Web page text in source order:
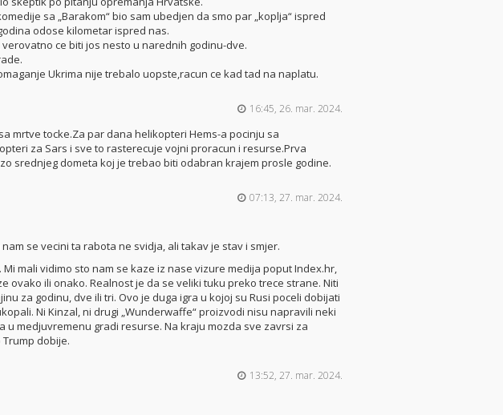
sa „Barakom“ bio sam ubedjen da smo par „koplja“ ispred
odose kilometar ispred nas.
verovatno ce biti jos nesto u narednih godinu-dve.
Ukrima nije trebalo uopste,racun ce kad tad na naplatu.
16:45, 26. mar. 2024.
mrtve tocke.Za par dana helikopteri Hems-a pocinju sa
za Sars i sve to rasterecuje vojni proracun i resurse.Prva
srednjeg dometa koj je trebao biti odabran krajem prosle godine.
07:13, 27. mar. 2024.
se vecini ta rabota ne svidja, ali takav je stav i smjer.
Mi mali vidimo sto nam se kaze iz nase vizure medija poput Index.hr,
ovako ili onako. Realnost je da se veliki tuku preko trece strane. Niti
za godinu, dve ili tri. Ovo je duga igra u kojoj su Rusi poceli dobijati
Ni Kinzal, ni drugi „Wunderwaffe“ proizvodi nisu napravili neki
u medjuvremenu gradi resurse. Na kraju mozda sve zavrsi za
dobije.
13:52, 27. mar. 2024.